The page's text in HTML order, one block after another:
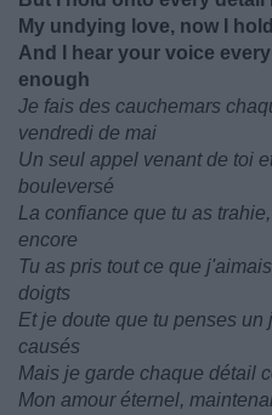
My undying love, now I
And I hear your voice
enough
Je fais des cauchemars
vendredi de mai
Un seul appel venant de toi
bouleversé
La confiance que tu as
encore
Tu as pris tout ce que
doigts
Et je doute que tu penses
causés
Mais je garde chaque détail
Mon amour éternel,